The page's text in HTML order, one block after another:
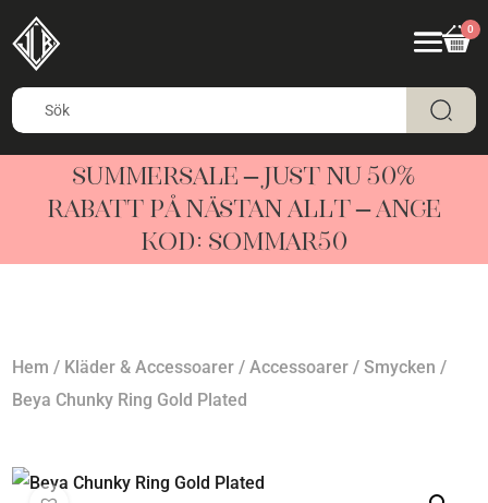
0
SUMMERSALE – JUST NU 50%
RABATT PÅ NÄSTAN ALLT – ANGE
KOD: SOMMAR50
Hem / Kläder & Accessoarer /Accessoarer /Smycken /
Beya Chunky Ring Gold Plated